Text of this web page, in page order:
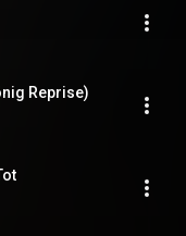
Reprise)